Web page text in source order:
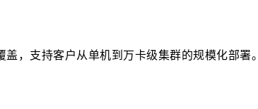
，支持客户从单机到万卡级集群的规模化部署。